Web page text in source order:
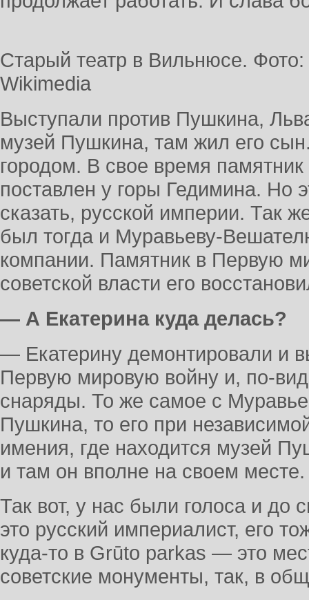
Старый театр в Вильнюсе.
Wikimedia
Выступали против Пушкина,
музей Пушкина, там жил его
городом. В свое время
поставлен у горы Гедимина. Но
сказать, русской империи. Так
был тогда и Муравьеву-
компании. Памятник в Первую
советской власти его
— А Екатерина куда делась?
— Екатерину демонтировали и
Первую мировую войну и, по-
снаряды. То же самое с
Пушкина, то его при
имения, где находится музей
и там он вполне на своем месте.
Так вот, у нас были голоса и до
это русский империалист, его
куда-то в Grūto parkas — это
советские монументы, так, в